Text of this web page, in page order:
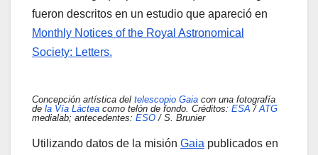
fueron descritos en un estudio que apareció en
Monthly Notices of the Royal Astronomical
Society: Letters.
Concepción artística del telescopio Gaia con una fotografía
de la Vía Láctea como telón de fondo. Créditos: ESA / ATG
medialab; antecedentes: ESO / S. Brunier
Utilizando datos de la misión Gaia publicados en